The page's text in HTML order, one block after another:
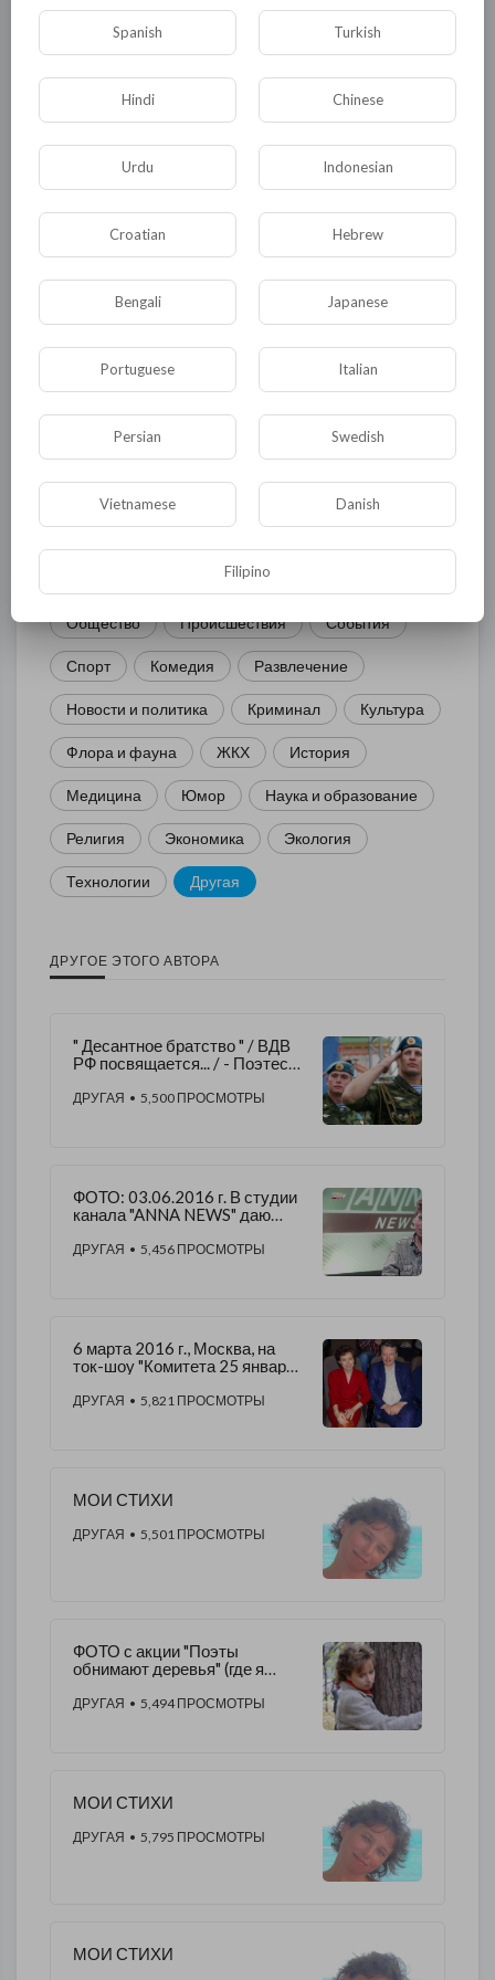
• 0 Комментарии
Комментариев нет
КАТЕГОРИИ
Политика В мире
Общество Происшествия События
Спорт Комедия Развлечение
Новости и политика Криминал Культура
Флора и фауна ЖКХ История
Медицина Юмор Наука и образование
Религия Экономика Экология
Технологии Другая
ДРУГОЕ ЭТОГО АВТОРА
" Десантное братство " / ВДВ
РФ посвящается... / - Поэтесса
ДРУГАЯ • 5,500 ПРОСМОТРЫ
ФОТО: 03.06.2016 г. В студии
канала "ANNA NEWS" даю
Алена Морозова.
ДРУГАЯ • 5,456 ПРОСМОТРЫ
6 марта 2016 г., Москва, на
ток-шоу "Комитета 25 января"
И.И.Стрелковым.
ДРУГАЯ • 5,821 ПРОСМОТРЫ
МОИ СТИХИ
ДРУГАЯ • 5,501 ПРОСМОТРЫ
ФОТО с акции "Поэты
обнимают деревья" (где я
08.10.2016 г. Алена Морозова
ДРУГАЯ • 5,494 ПРОСМОТРЫ
МОИ СТИХИ
ДРУГАЯ • 5,795 ПРОСМОТРЫ
МОИ СТИХИ
Spanish Turkish
Hindi Chinese
Urdu Indonesian
Croatian Hebrew
Bengali Japanese
Portuguese Italian
Persian Swedish
Vietnamese Danish
Filipino